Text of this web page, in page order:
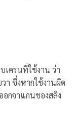
เครนที่ใช้งาน ว่า
า ซึ่งหากใช้งานผิด
กจาแกนของสลิง